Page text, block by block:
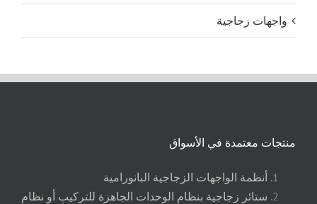
واجهات زجاجية
منتجات معتمدة في الأسواق
أنظمة الواجهات الزجاجية البانورامية
ستائر زجاجية بنظام الوحدات الجاهزة للتركيب أو نظام